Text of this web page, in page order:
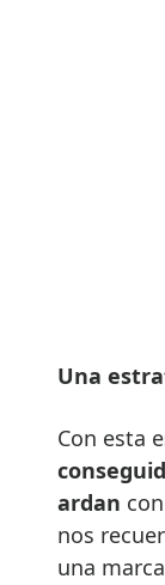
Una
Con esta
ardan
nos
una